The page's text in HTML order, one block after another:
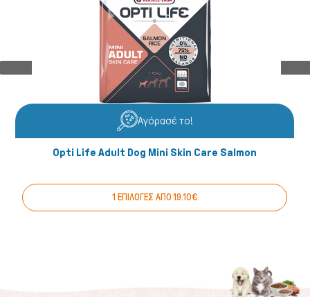
Αγόρασέ το!
Opti Life Adult Dog Mini Skin Care Salmon
1 ΕΠΙΛΟΓΕΣ ΑΠΟ 19.10€